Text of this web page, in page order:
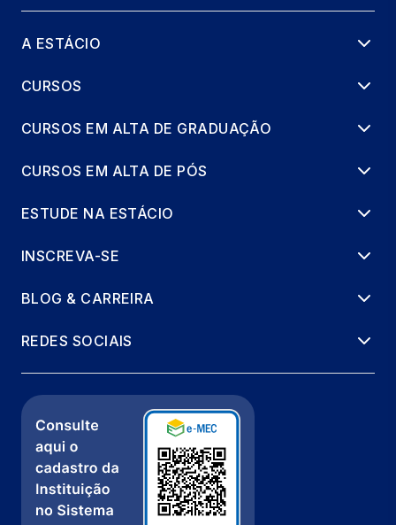
A ESTÁCIO
CURSOS
CURSOS EM ALTA DE GRADUAÇÃO
CURSOS EM ALTA DE PÓS
ESTUDE NA ESTÁCIO
INSCREVA-SE
BLOG & CARREIRA
REDES SOCIAIS